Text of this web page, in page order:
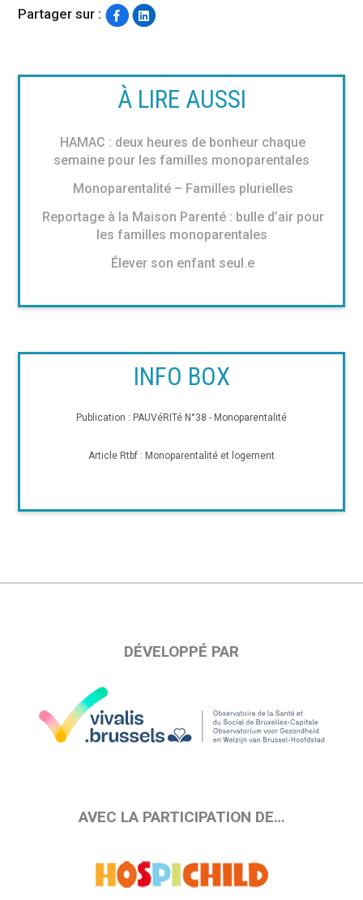
Partager sur :
À LIRE AUSSI
HAMAC : deux heures de bonheur chaque
semaine pour les familles monoparentales
Monoparentalité – Familles plurielles
Reportage à la Maison Parenté : bulle d’air pour
les familles monoparentales
Élever son enfant seul.e
INFO BOX
Publication : PAUVéRITé N°38 - Monoparentalité
Article Rtbf : Monoparentalité et logement
DÉVELOPPÉ PAR
AVEC LA PARTICIPATION DE…